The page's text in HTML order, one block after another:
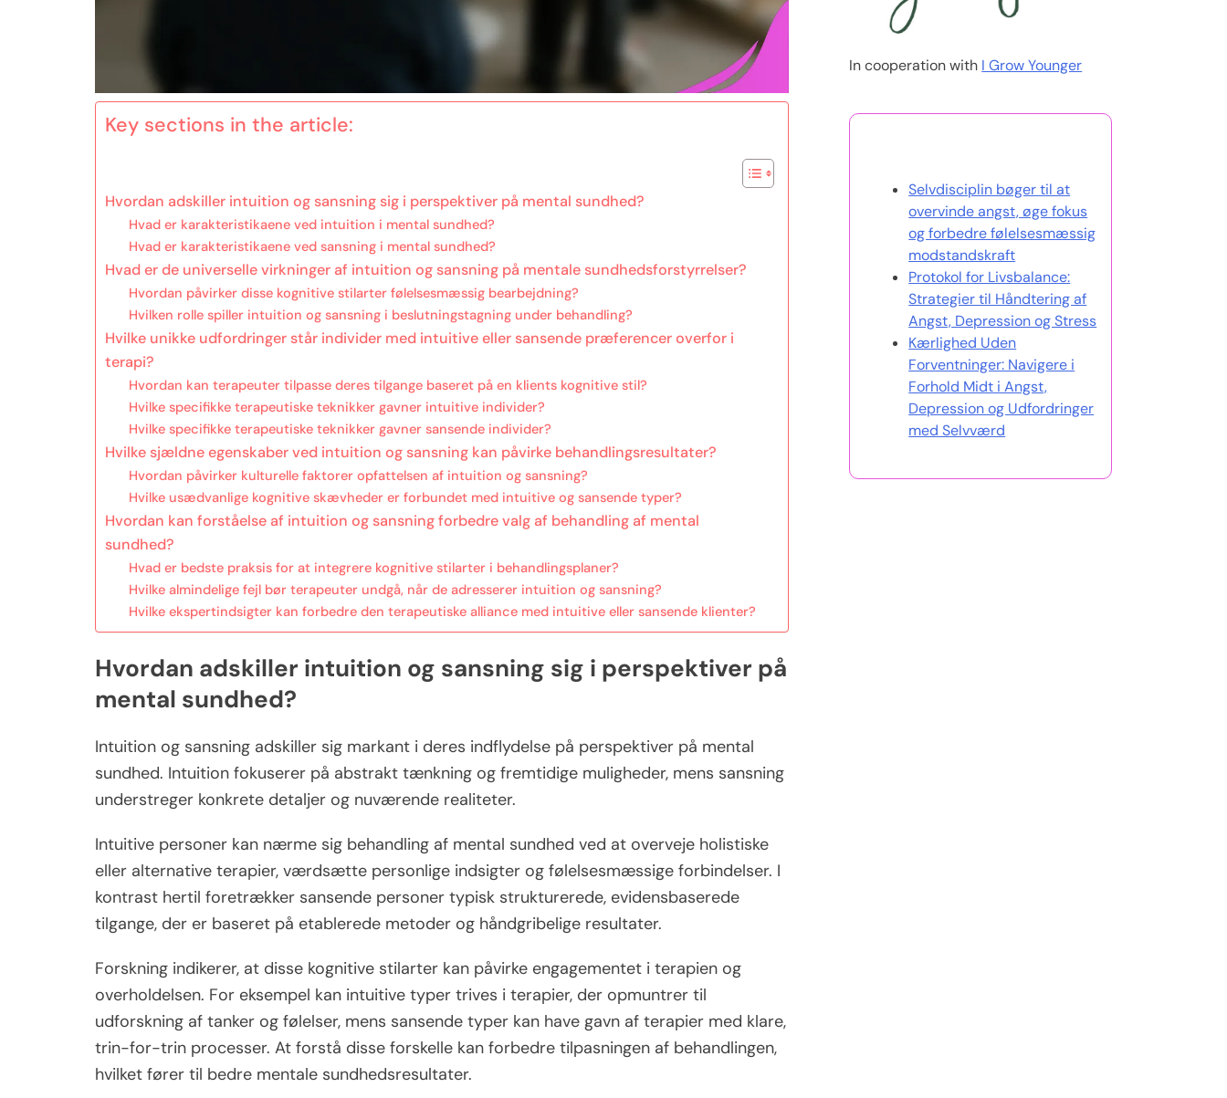
Key sections in the article:
Hvordan adskiller intuition og sansning sig i perspektiver på mental sundhed?
Hvad er karakteristikaene ved intuition i mental sundhed?
Hvad er karakteristikaene ved sansning i mental sundhed?
Hvad er de universelle virkninger af intuition og sansning på mentale sundhedsforstyrrelser?
Hvordan påvirker disse kognitive stilarter følelsesmæssig bearbejdning?
Hvilken rolle spiller intuition og sansning i beslutningstagning under behandling?
Hvilke unikke udfordringer står individer med intuitive eller sansende præferencer overfor i
terapi?
Hvordan kan terapeuter tilpasse deres tilgange baseret på en klients kognitive stil?
Hvilke specifikke terapeutiske teknikker gavner intuitive individer?
Hvilke specifikke terapeutiske teknikker gavner sansende individer?
Hvilke sjældne egenskaber ved intuition og sansning kan påvirke behandlingsresultater?
Hvordan påvirker kulturelle faktorer opfattelsen af intuition og sansning?
Hvilke usædvanlige kognitive skævheder er forbundet med intuitive og sansende typer?
Hvordan kan forståelse af intuition og sansning forbedre valg af behandling af mental
sundhed?
Hvad er bedste praksis for at integrere kognitive stilarter i behandlingsplaner?
Hvilke almindelige fejl bør terapeuter undgå, når de adresserer intuition og sansning?
Hvilke ekspertindsigter kan forbedre den terapeutiske alliance med intuitive eller sansende klienter?
Hvordan adskiller intuition og sansning sig i perspektiver på
mental sundhed?
Intuition og sansning adskiller sig markant i deres indflydelse på perspektiver på mental
sundhed. Intuition fokuserer på abstrakt tænkning og fremtidige muligheder, mens sansning
understreger konkrete detaljer og nuværende realiteter.
Intuitive personer kan nærme sig behandling af mental sundhed ved at overveje holistiske
eller alternative terapier, værdsætte personlige indsigter og følelsesmæssige forbindelser. I
kontrast hertil foretrækker sansende personer typisk strukturerede, evidensbaserede
tilgange, der er baseret på etablerede metoder og håndgribelige resultater.
Forskning indikerer, at disse kognitive stilarter kan påvirke engagementet i terapien og
overholdelsen. For eksempel kan intuitive typer trives i terapier, der opmuntrer til
udforskning af tanker og følelser, mens sansende typer kan have gavn af terapier med klare,
trin-for-trin processer. At forstå disse forskelle kan forbedre tilpasningen af behandlingen,
hvilket fører til bedre mentale sundhedsresultater.
In cooperation with I Grow Younger
Selvdisciplin bøger til at
overvinde angst, øge fokus
og forbedre følelsesmæssig
modstandskraft
Protokol for Livsbalance:
Strategier til Håndtering af
Angst, Depression og Stress
Kærlighed Uden
Forventninger: Navigere i
Forhold Midt i Angst,
Depression og Udfordringer
med Selvværd